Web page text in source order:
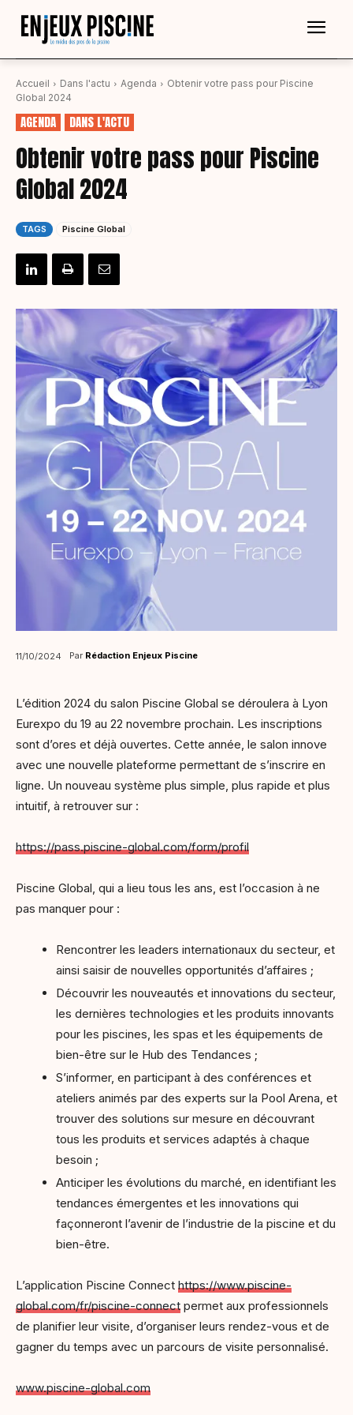
Accueil Dans l'actu Agenda
Obtenir votre pass pour Piscine
Global 2024
AGENDA DANS L'ACTU
Obtenir votre pass pour Piscine
Global 2024
TAGS Piscine Global
11/10/2024 Par Rédaction Enjeux Piscine
L’édition 2024 du salon Piscine Global se déroulera à Lyon
Eurexpo du 19 au 22 novembre prochain. Les inscriptions
sont d’ores et déjà ouvertes. Cette année, le salon innove
avec une nouvelle plateforme permettant de s’inscrire en
ligne. Un nouveau système plus simple, plus rapide et plus
intuitif, à retrouver sur :
https://pass.piscine-global.com/form/profil
Piscine Global, qui a lieu tous les ans, est l’occasion à ne
pas manquer pour :
Rencontrer les leaders internationaux du secteur, et
ainsi saisir de nouvelles opportunités d’affaires ;
Découvrir les nouveautés et innovations du secteur,
les dernières technologies et les produits innovants
pour les piscines, les spas et les équipements de
bien-être sur le Hub des Tendances ;
S’informer, en participant à des conférences et
ateliers animés par des experts sur la Pool Arena, et
trouver des solutions sur mesure en découvrant
tous les produits et services adaptés à chaque
besoin ;
Anticiper les évolutions du marché, en identifiant les
tendances émergentes et les innovations qui
façonneront l’avenir de l’industrie de la piscine et du
bien-être.
L’application Piscine Connect https://www.piscine-
global.com/fr/piscine-connect permet aux professionnels
de planifier leur visite, d’organiser leurs rendez-vous et de
gagner du temps avec un parcours de visite personnalisé.
www.piscine-global.com